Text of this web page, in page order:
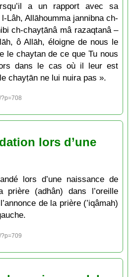
a un rapport avec sa
Lâh, Allāhoumma jannibna ch-
ch-chayṭānâ mâ razaqtanâ –
ô Allāh, éloigne de nous le
le chaytan de ce que Tu nous
dans le cas où il leur est
chayṭān ne lui nuira pas ».
?p=708
lors d’une
lors d’une naissance de
prière (adhân) dans l’oreille
de la prière (’iqâmah)
?p=709